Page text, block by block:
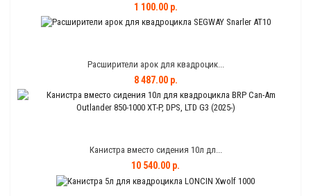
1 100.00 р.
Расширители арок для квадроцик...
8 487.00 р.
Канистра вместо сидения 10л дл...
10 540.00 р.